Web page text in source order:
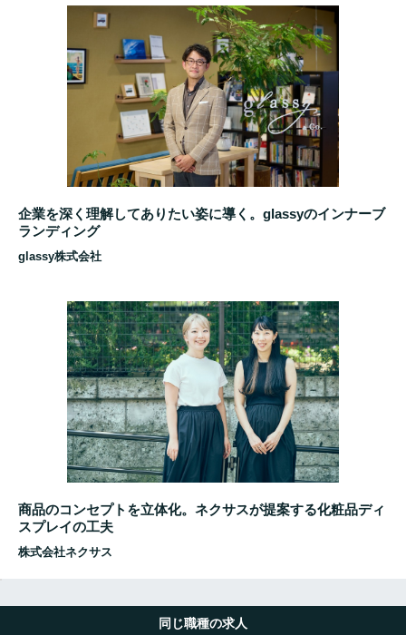
企業を深く理解してありたい姿に導く。glassyのインナーブ
ランディング
glassy株式会社
商品のコンセプトを立体化。ネクサスが提案する化粧品ディ
スプレイの工夫
株式会社ネクサス
同じ職種の求人